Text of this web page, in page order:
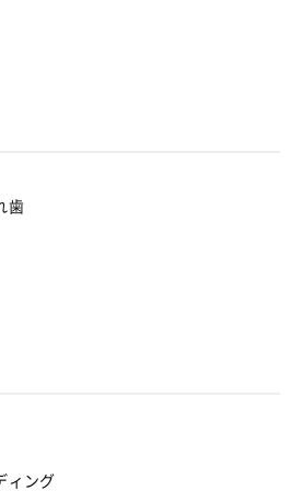
歯
ィング